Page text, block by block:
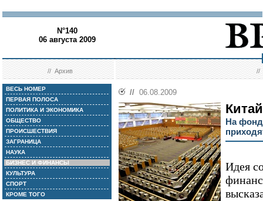
N°140
06 августа 2009
//Архив //
ВЕСЬ НОМЕР
ПЕРВАЯ ПОЛОСА
ПОЛИТИКА И ЭКОНОМИКА
ОБЩЕСТВО
ПРОИСШЕСТВИЯ
ЗАГРАНИЦА
НАУКА
БИЗНЕС И ФИНАНСЫ
КУЛЬТУРА
СПОРТ
КРОМЕ ТОГО
// 06.08.2009
На
Идея